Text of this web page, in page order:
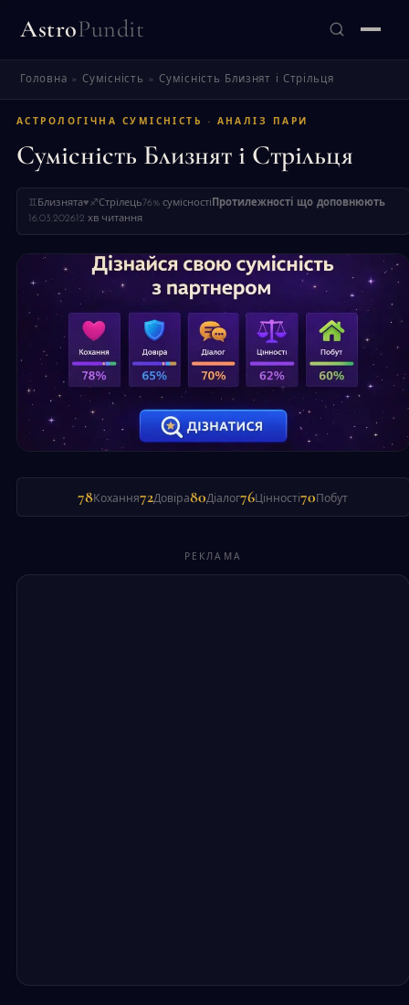
AstroPundit
Головна »Сумісність »Сумісність Близнят і Стрільця
АСТРОЛОГІЧНА СУМІСНІСТЬ · АНАЛІЗ ПАРИ
Сумісність Близнят і Стрільця
♊ Близнята♥♐Стрілець76% сумісності Протилежності що доповнюють
16.03.202612 хв читання
78Кохання72Довіра80Діалог76Цінності70 Побут
РЕКЛАМА